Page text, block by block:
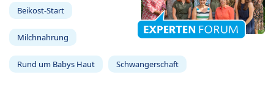
Beikost-Start
Milchnahrung
Rund um Babys Haut Schwangerschaft